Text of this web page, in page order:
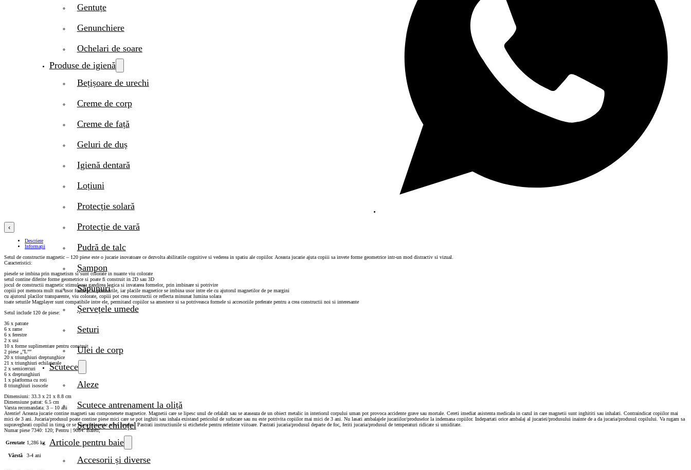
Gentuțe
Genunchiere
Ochelari de soare
Produse de igienă
Bețișoare de urechi
Creme de corp
Creme de față
Geluri de duș
Igienă dentară
Loțiuni
Protecție solară
Protecție de vară
Pudră de talc
Șampon
Săpunuri
Șervețele umede
Seturi
Ulei de corp
Scutece
Aleze
Scutece antrenament la oliță
Scutece chiloțel
Articole pentru baie
Accesorii și diverse
‹
Descriere
Informații
Setul de constructie magnetic – 120 piese este o jucarie inovatoare ce dezvolta abilitatile cognitive si vederea in spatiu ale copiilor. Aceasta jucarie ajuta copiii sa invete forme geometrice intr-un mod distractiv si vizual.
Caracteristici:
piesele se imbina prin magnetism si sunt colorate in nuante viu colorate
setul contine diferite forme geometrice si poate fi construit in 2D sau 3D
jocul de constructii magnetic stimuleaza gandirea logica si invatarea formelor, prin imbinare si potrivire
copiii pot memora mult mai usor formele si potrivirile, iar placile magnetice se imbina usor intre ele cu ajutorul magnetilor de pe margini
cu ajutorul placilor transparente, viu colorate, copiii pot crea constructii ce reflecta minunat lumina solara
toate seturile Magplayer sunt compatibile intre ele, permitand copiilor sa amestece si sa potriveasca formele si accesoriile preferate pentru a crea constructii noi si interesante
Setul include 120 de piese:
36 x patrate
6 x rame
6 x ferestre
2 x usi
10 x forme suplimentare pentru construit
2 piese „”L””
20 x triunghiuri dreptunghice
21 x triunghiuri echilaterale
2 x semicercuri
6 x dreptunghiuri
1 x platforma cu roti
8 triunghiuri isoscele
Dimensiuni: 33.3 x 21 x 8.8 cm
Dimensiune patrat: 6.5 cm
Varsta recomandata: 3 – 10 ani
Atentie! Aceasta jucarie contine magneti sau componenete magnetice. Magnetii care se lipesc unul de celalalt sau se ataseaza de un obiect metalic in interiorul corpului uman pot provoca accidente grave sau mortale. Cereti imediat asistenta medicala in cazul in care magnetii sunt inghititi sau inhalati. Contraindicat copiilor mai
mici de 3 ani. Jucaria/produsul poate contine piese mici care se pot inghiti sau inhala existand pericolul de sufocare sau nu este potrivita copiilor mai mici de 3 ani. Nu lasati ambalajele jucariilor/produselor la indemana copiilor. Indepartati orice ambalaj al jucariei/produsului inainte de a da jucaria/produsul copilului. Va rugam sa
supravegheati copilul in timp ce se joaca/foloseste acest produs. Pastrati instructiunile si etichetele pentru referinte viitoare. Pastrati jucaria/produsul departe de foc, feriti jucaria/produsul de temperaturi ridicate si umiditate.
Numar piese 7340: 120; Pentru | 9084: Baieti;
Greutate 1,286 kg
Vârstă 3-4 ani